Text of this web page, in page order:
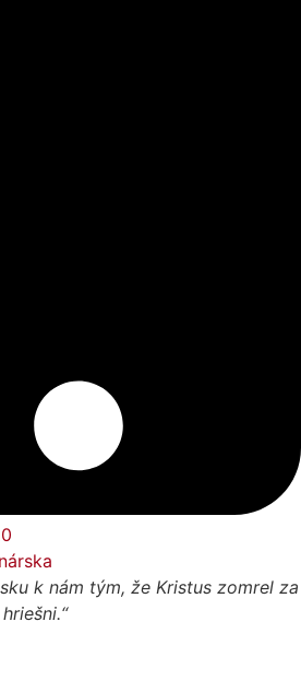
k nám tým, že Kristus zomrel za